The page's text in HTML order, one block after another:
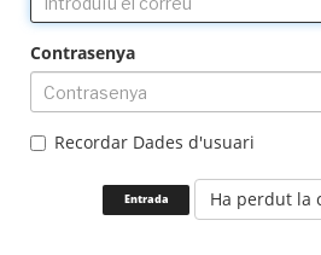
Contrasenya
Recordar Dades d'usuari
Ha perdut la